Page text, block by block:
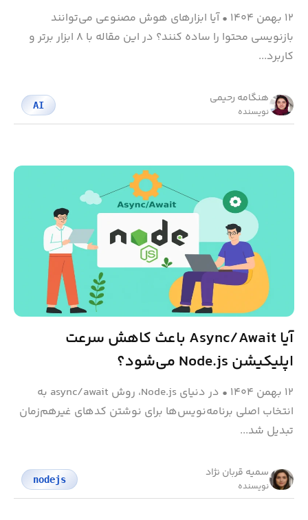
۱۲ بهمن ۱۴۰۴ •آیا ابزارهای هوش مصنوعی می‌توانند
بازنویسی محتوا را ساده کنند؟ در این مقاله با ۸ ابزار برتر و
کاربرد...
هنگامه رحیمی
نویسنده
AI
آیا Async/Await باعث کاهش سرعت
اپلیکیشن Node.js می‌شود؟
۱۲ بهمن ۱۴۰۴ •
در دنیای Node.js، روش async/await به
انتخاب اصلی برنامه‌نویس‌ها برای نوشتن کدهای غیرهم‌زمان
تبدیل شد...
سمیه قربان نژاد
نویسنده
nodejs